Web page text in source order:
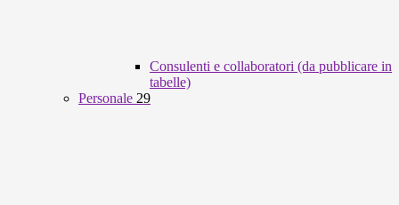
Consulenti e collaboratori (da pubblicare in
tabelle)
Personale 29